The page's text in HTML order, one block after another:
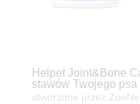
Helpet Joint&Bone
stawów Twojego
utworzone przez